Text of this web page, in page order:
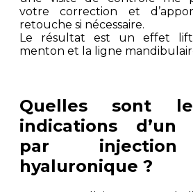
votre correction et
retouche si nécessaire.
Le résultat est un effet
menton et la ligne
Quelles sont
indications d’un
par injection
hyaluronique ?